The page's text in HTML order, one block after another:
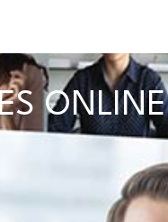
ONLINE